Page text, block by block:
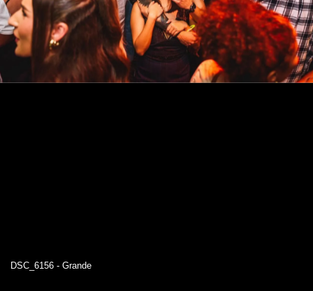
DSC_6156 - Grande